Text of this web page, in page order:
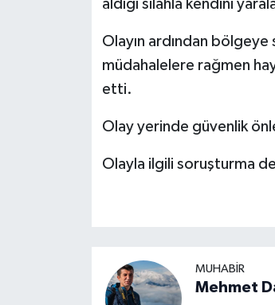
aldığı silahla kendini
Olayın ardından
müdahalelere rağmen
etti.
Olay yerinde güvenlik
Olayla ilgili soruşturma
MUHABIR
Mehmet